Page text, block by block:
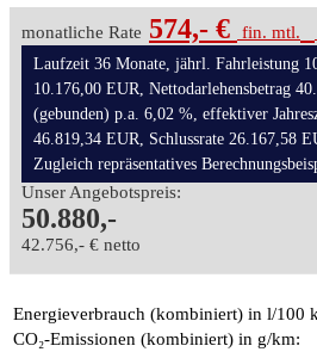
monatliche Rate 574,- € fin. mtl.
Laufzeit 36 Monate, jährl. Fahrleistung
10.176,00 EUR, Nettodarlehensbetrag
(gebunden) p.a. 6,02 %, effektiver
46.819,34 EUR, Schlussrate 26.167,58
Zugleich repräsentatives
Unser Angebotspreis:
50.880,-
42.756,- € netto
Energieverbrauch (kombiniert) in l/100
CO₂-Emissionen (kombiniert) in g/km: